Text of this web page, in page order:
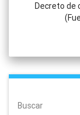
Decreto de
Buscar